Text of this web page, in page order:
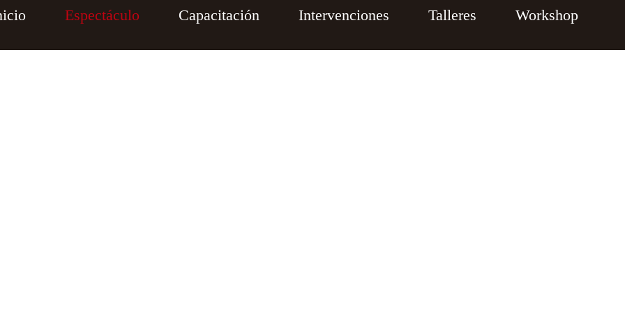
Espectáculo Capacitación Intervenciones Talleres Workshop